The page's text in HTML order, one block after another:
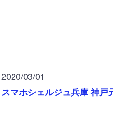
2020/03/01
スマホシェルジュ兵庫 神戸